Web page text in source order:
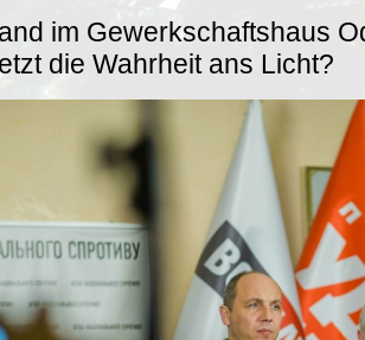
im Gewerkschaftshaus
die Wahrheit ans Licht?